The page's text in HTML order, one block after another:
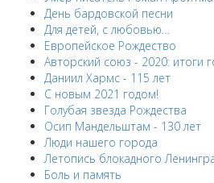
День бардовской песни
Для детей, с любовью…
Европейскоe Рождество
Авторский союз - 2020: итоги
Даниил Хармс - 115 лет
С новым 2021 годом!
Голубая звезда Рождества
Осип Мандельштам - 130 лет
Люди нашего города
Летопись блокадного
Боль и память